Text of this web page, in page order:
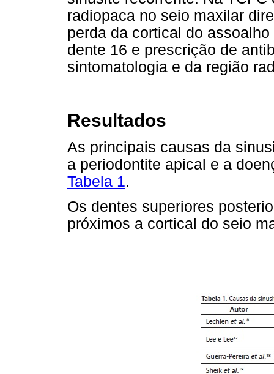
radiopaca no seio maxilar
perda da cortical do
dente 16 e prescrição de
sintomatologia e da região
Resultados
As principais causas da
a periodontite apical e a
Tabela 1.
Os dentes superiores
próximos a cortical do seio